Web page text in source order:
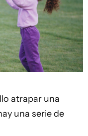
atrapar una
una serie de